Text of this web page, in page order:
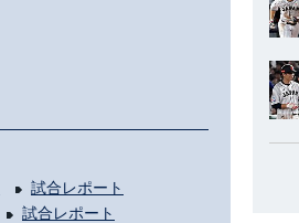
試合レポート
試合レポート